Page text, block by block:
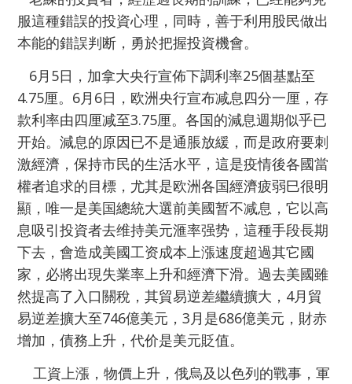
服這種錯誤的投資心理，同時，善于利用股民做出
本能的錯誤判断，勇於把握投資機會。
6月5日，加拿大央行宣佈下調利率25個基點至
4.75厘。6月6日，欧洲央行宣布减息四分一厘，存
款利率由四厘减至3.75厘。各国的減息週期似乎已
开始。減息的原因已不是通脹放緩，而是政府要刺
激經濟，保持市民的生活水平，這是疫情後各國當
權者追求的目標，尤其是欧洲各国經濟疲弱巳很明
顯，唯一是美国總統大選前美國暂不减息，它以高
息吸引投資者去维持美元滙率强势，這種手段長期
下去，會造成美國工资成本上漲速度超過其它國
家，必將出現失業率上升和經濟下滑。過去美國雖
然提高了入口關稅，其貿易逆差繼續擴大，4月貿
易逆差擴大至746億美元，3月是686億美元，財赤
增加，債務上升，代价是美元貶值。
工資上漲，物價上升，俄烏及以色列的戰事，軍